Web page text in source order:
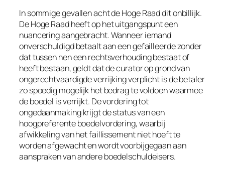
In sommige gevallen acht de Hoge Raad dit onbillijk.
De Hoge Raad heeft op het uitgangspunt een
nuancering aangebracht. Wanneer iemand
onverschuldigd betaalt aan een gefailleerde zonder
dat tussen hen een rechtsverhouding bestaat of
heeft bestaan, geldt dat de curator op grond van
ongerechtvaardigde verrijking verplicht is de betaler
zo spoedig mogelijk het bedrag te voldoen waarmee
de boedel is verrijkt. De vordering tot
ongedaanmaking krijgt de status van een
hoogpreferente boedelvordering, waarbij
afwikkeling van het faillissement niet hoeft te
worden afgewacht en wordt voorbijgegaan aan
aanspraken van andere boedelschuldeisers.